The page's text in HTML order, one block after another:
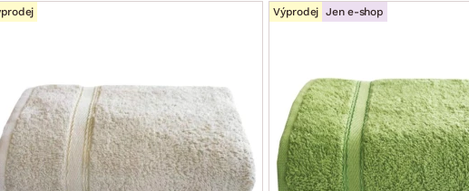
Výprodej Jen e-shop